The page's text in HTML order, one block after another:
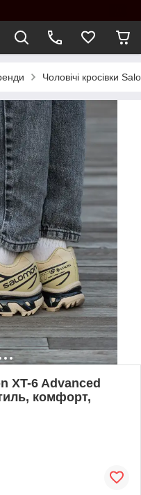
Чоловічі кросівки
XT-6 Advanced
комфорт,